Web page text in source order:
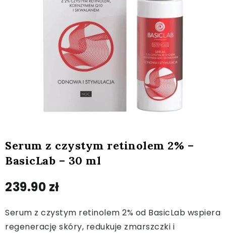
Serum z czystym retinolem 2% –
BasicLab – 30 ml
239.90 zł
Serum z czystym retinolem 2% od BasicLab wspiera
regenerację skóry, redukuje zmarszczki i